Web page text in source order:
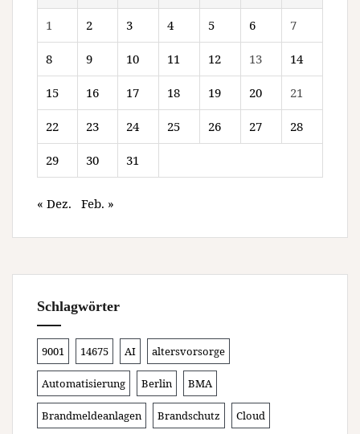
1 2 3 4 5 6 7
8 9 10 11 12 13 14
15 16 17 18 19 20 21
22 23 24 25 26 27 28
29 30 31
« Dez. Feb. »
Schlagwörter
9001 14675 AI altersvorsorge
Automatisierung Berlin BMA
Brandmeldeanlagen Brandschutz Cloud